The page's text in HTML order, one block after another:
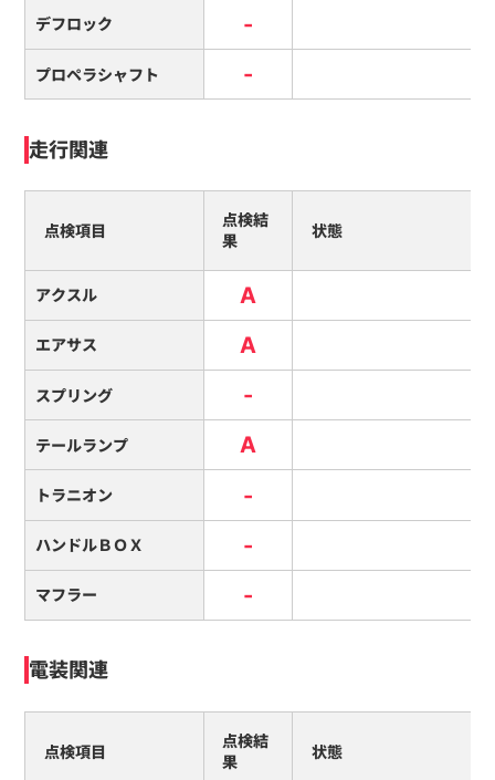
デフロック -
プロペラシャフト -
走行関連
点検項目
点検結
果
状態
アクスル A
エアサス A
スプリング -
テールランプ A
トラニオン -
ハンドルＢＯＸ -
マフラー -
電装関連
点検項目
点検結
果
状態